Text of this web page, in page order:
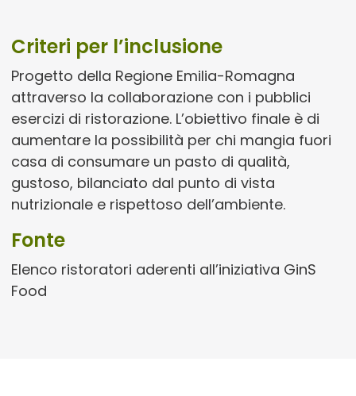
Criteri per l’inclusione
Progetto della Regione Emilia-Romagna
attraverso la collaborazione con i pubblici
esercizi di ristorazione. L’obiettivo finale è di
aumentare la possibilità per chi mangia fuori
casa di consumare un pasto di qualità,
gustoso, bilanciato dal punto di vista
nutrizionale e rispettoso dell’ambiente.
Fonte
Elenco ristoratori aderenti all’iniziativa GinS
Food